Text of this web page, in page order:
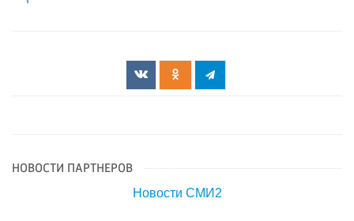
НОВОСТИ ПАРТНЕРОВ
Новости СМИ2